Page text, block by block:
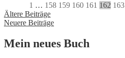
1 … 158 159 160 161 162 163
Beitragsnavigation
Ältere Beiträge
Neuere Beiträge
Mein neues Buch